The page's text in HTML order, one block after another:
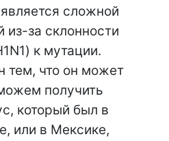
сложной
из-за склонности
к мутации.
тем, что он может
получить
который был в
или в Мексике,